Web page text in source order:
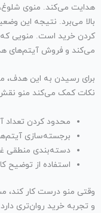
هدایت می‌کند. منوی
بالا می‌برد. نتیجه این
کردن خرید است. منویی
می‌کند و فروش آیتم‌های
برای رسیدن به این هدف،
نکات کمک می‌کند منو نقش
محدود کردن
برجسته‌سازی
دسته‌بندی منطقی
استفاده از توضیح
وقتی منو درست کار
و تجربه خرید روان‌تری